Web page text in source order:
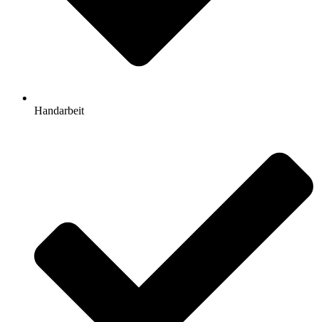
Handarbeit